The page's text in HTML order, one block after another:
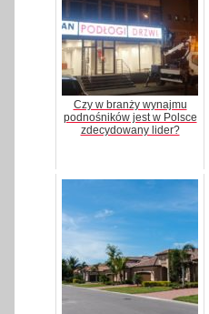
Czy w branży wynajmu
podnośników jest w Polsce
zdecydowany lider?